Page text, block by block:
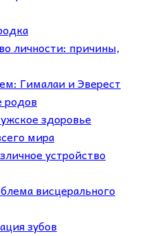
личности: причины,
Гималаи и Эверест
родов
здоровье
мира
устройство
висцерального
зубов